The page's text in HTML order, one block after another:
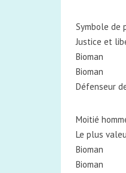
Symbole de
Justice et
Bioman
Bioman
Défenseur
Moitié
Le plus
Bioman
Bioman